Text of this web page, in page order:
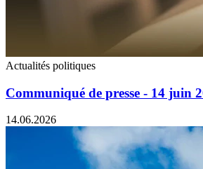
Actualités politiques
Communiqué de presse - 14 juin
14.06.2026